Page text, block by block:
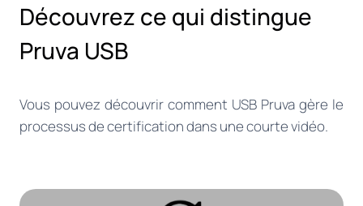
Découvrez ce qui distingue
Pruva USB
Vous pouvez découvrir comment USB Pruva gère le
processus de certification dans une courte vidéo.